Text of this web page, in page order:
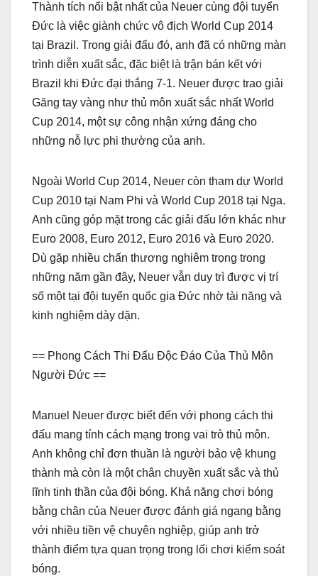
Thành tích nổi bật nhất của Neuer cùng đội tuyển
Đức là việc giành chức vô địch World Cup 2014
tại Brazil. Trong giải đấu đó, anh đã có những màn
trình diễn xuất sắc, đặc biệt là trận bán kết với
Brazil khi Đức đại thắng 7-1. Neuer được trao giải
Găng tay vàng như thủ môn xuất sắc nhất World
Cup 2014, một sự công nhận xứng đáng cho
những nỗ lực phi thường của anh.
Ngoài World Cup 2014, Neuer còn tham dự World
Cup 2010 tại Nam Phi và World Cup 2018 tại Nga.
Anh cũng góp mặt trong các giải đấu lớn khác như
Euro 2008, Euro 2012, Euro 2016 và Euro 2020.
Dù gặp nhiều chấn thương nghiêm trọng trong
những năm gần đây, Neuer vẫn duy trì được vị trí
số một tại đội tuyển quốc gia Đức nhờ tài năng và
kinh nghiệm dày dặn.
== Phong Cách Thi Đấu Độc Đáo Của Thủ Môn
Người Đức ==
Manuel Neuer được biết đến với phong cách thi
đấu mang tính cách mạng trong vai trò thủ môn.
Anh không chỉ đơn thuần là người bảo vệ khung
thành mà còn là một chân chuyền xuất sắc và thủ
lĩnh tinh thần của đội bóng. Khả năng chơi bóng
bằng chân của Neuer được đánh giá ngang bằng
với nhiều tiền vệ chuyên nghiệp, giúp anh trở
thành điểm tựa quan trọng trong lối chơi kiểm soát
bóng.